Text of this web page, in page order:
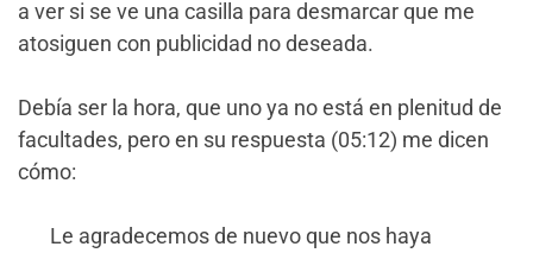
a ver si se ve una casilla para desmarcar que me
atosiguen con publicidad no deseada.
Debía ser la hora, que uno ya no está en plenitud de
facultades, pero en su respuesta (05:12) me dicen
cómo:
Le agradecemos de nuevo que nos haya